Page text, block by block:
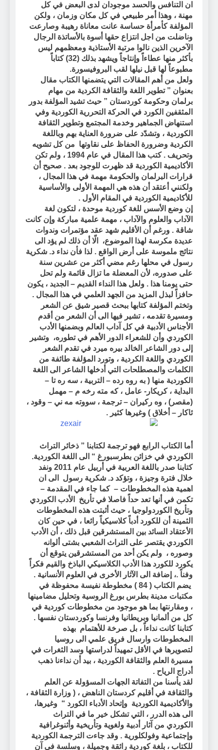
ان التنافس والحسد موجودان لدى البعض في كل
مهنة ، وهذا أمر طبيعي في كل مكان وزمان ، ولكن
المؤلفة كأمرأة حساسة عانت معاناة رهيبة وصارعت
وناضلت من اجل انتزاع حقها أسوة بالأساتذة الرجال
الآخرين الذين نالوا مرتبة الأستاذية ومعظمهم ليس
بأكثر منها عطاءاً وإنتاجاً ويشهد بذلك (32) كتاباً
مطبوعاً لها قبل نيلها لقب البروفيسورة.
ولعل من أهم المقالات التي يتضمنها الكتاب مقال
بعنوان ” تطوير اللغة والثقافة الكردية من مهام
برلمان وحكومة كوردستان ” حيث تشيد المؤلفة بدور
المثقفين الكورد في الحركة التحررية الكوردية وفي
استنهاض الجماهير وخدمة المجتمع وتطوير الثقافة
الكوردية ، وتشدّد على ضرورة العناية بهم وباللغة
الكردية وضرورة الحفاظ على نقاوتها من كل تشويه
وتحريف . كتب هذا المقال في عام 1994 ، ولم تكن
الأكاديمية الكوردية قد ظهرت للوجود بعد . صحيح أن
قرارات البرلمان والحكومة مهمة في هذا المجال ،
ولكنني أعتقد أن هذه هي المهمة الأولى والأساسية
للأكاديمية الكوردية في المقام الأول .
إن وضع الأسس للغة كوردية موحدة ، لتكون لغة
الآداب والعلوم والآداب ، مهمة علمية مباركة وإن كانت
شاقة . ورغم أن الأقليم شهد عقد مؤتمرات وندوات
عديدة مكرسة لهذا الموضوع،
الّا أن ذلك لم يؤد الى
نتائج ملموسة على أرض الواقع . لذا فأن نداء د. شكرية
رسول في محلها رغم مضي أكثر من عشرين سنة
على صدوره، لأن المعضلة ما تزال قائمة ولم تحل
حتى يومنا هذا . ولعل هذا النداء القديم – الجديد ، يكون
حافزاً لبذل المزيد من الجهد العلمي في هذا المجال .
وتختم المؤلفة كتابها ببحث قصير شيق عن الشعر
ومسيرة تقدمه ، تشير فيها الى أن الشعر من أقدم
الأجناس الأدبية في كل آداب العالم وبضمنها الأدب
الكوردي وأن للشعراء الدور الأهم في تطوره، وتشير
إلى دور الشاعر الخالد بيره ميرد في تقدم الشعر
الكوردي واللغة الكردية ، وتورد المؤلفة طائفة من
الكلمات والمصطلحات التي أدخلها الشاعر الى اللغة
الكوردية منها ( به روه رده – التربية ، سه ره تا –
البداية ، كريكار- عامل ، كه مته رخه م – مهمل
(مقصر) ، وه ركيران – ترجمة ، سووته مه ني – وقود ،
ئاكار – أخلاق ) وغيرها كثير .
أما الكتاب الرابع فهو ترجمة لكتابنا ” ذخائر التراث
الكوردي في خزائن بطرسبورغ “ الى اللغة الكوردية.
كتابنا صدر باللغة العربية في أربيل عام 2011 ونفد
خلال فترة وجيزة ، وتؤكد د. شكرية رسول
الى ان
اهمية هذه المخطوطات – كما جاء في المقدمة –
تكمن في أنها تعد حداً فاصلا في تأريخ
الأدب الكوردي
وتأريخ الكوردولوجيا ، حيث أثبتت هذه المخطوطات
الثمينة أن للكورد أدباً كلاسيكياً رائعا ، في حين كان
الأعتقاد السائد بين المستشرقين قبل ذلك ، أن الأدب
الكوردي يقتصر على التراث الشعبي بشتى ألوانه
وصوره ، ولم يكن أحد من المستشرقين يتوقع أن
يكورد للكورد هذا الأدب الكلاسيكي الباذخ والقيم فكراً
وفناً .، إضافة الى الآثار الأخرى في العلوم الأنسانية .
يضم الكتاب ( 84 ) مخطوطة نفيسة محفوظة في
مكتبات مدينة بطرس بورغ الروسية وتحليل مضامينها
، ومقارنتها بما هو موجود من مخطوطات كوردية في
كل من ألمانيا وبريطانيا وفرنسا وكوردستان نفسها .
كتابنا كانت نداءاً ، بل صرخة للأهتمام بهذه
المخطوطات وارسال فريق علمي الى روسيا
لتصويرها في الأقل تمهيداً لدراستها وسد الثغرات في
مسيرة العلم والثقافة الكوردية ، بيد أن نداءنا ذهب
أدراج الرياح .
لقد يأسنا من التفاتة الجهات المسؤولة عن العلم
والثقافة في أقليم كردستان الناهض ، ( وزارة الثقافة ،
والأكاديمية الكوردية وإتحاد الأدباء الكورد “ وغيرها،
الى هذه الدرر ، التي تشكل خير ما في التراث
الكوردي من آثار أدبية ولغوية وتأريخية وأثنوغرافية
وإجتماعية وفولكلورية . وقد جاءت الترجمة الكوردية
للكتاب ، بلغة كوردية رائقة وجميلة ، وسلسة في آن